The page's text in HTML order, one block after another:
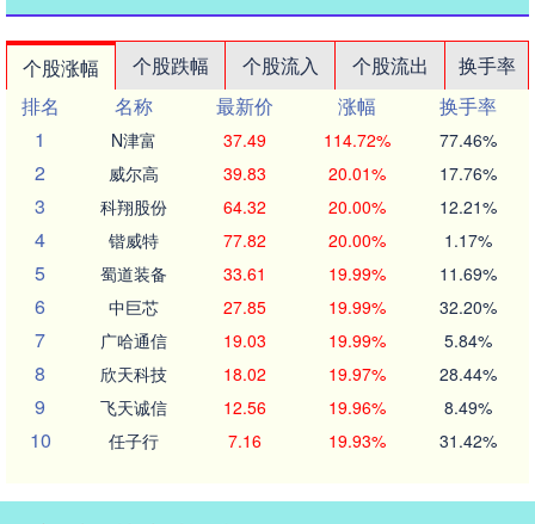
个股涨幅 个股跌幅 个股流入 个股流出
换手率
排名
名称 最新价 涨幅
换手率
1
N津富 37.49 114.72% 77.46%
2 威尔高 39.83 20.01% 17.76%
3 科翔股份 64.32 20.00% 12.21%
4 锴威特 77.82 20.00% 1.17%
5 蜀道装备 33.61 19.99% 11.69%
6 中巨芯 27.85 19.99% 32.20%
7 广哈通信 19.03 19.99% 5.84%
8 欣天科技 18.02 19.97% 28.44%
9 飞天诚信 12.56 19.96% 8.49%
10 任子行 7.16 19.93% 31.42%